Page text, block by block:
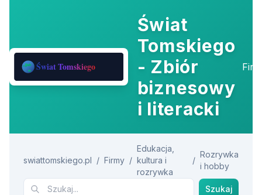
Świat
Tomskiego
- Zbiór
biznesowy
i literacki
swiattomskiego.pl / Firmy /
Edukacja,
kultura i
rozrywka
/
Rozrywka
i hobby
Szukaj